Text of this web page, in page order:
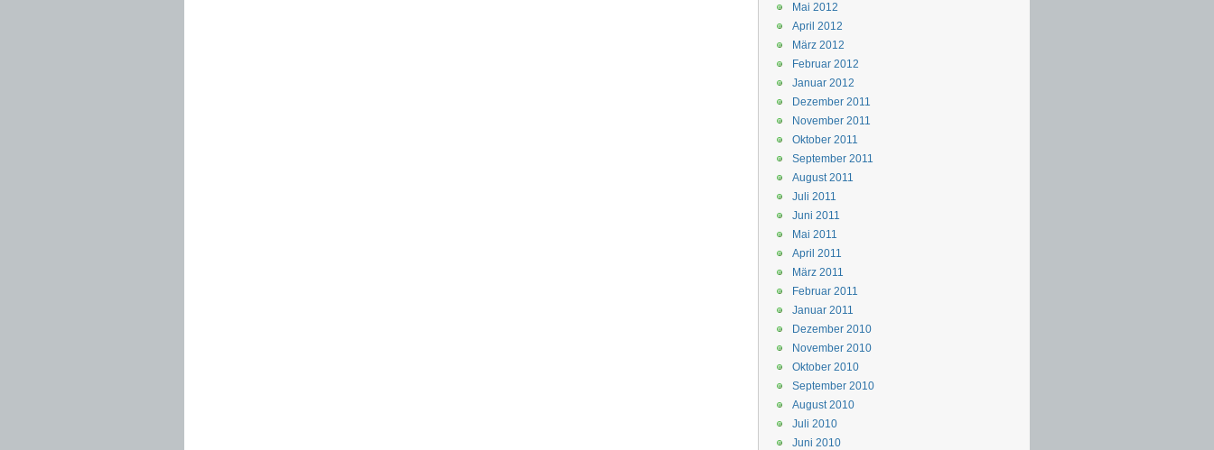
Mai 2012
April 2012
März 2012
Februar 2012
Januar 2012
Dezember 2011
November 2011
Oktober 2011
September 2011
August 2011
Juli 2011
Juni 2011
Mai 2011
April 2011
März 2011
Februar 2011
Januar 2011
Dezember 2010
November 2010
Oktober 2010
September 2010
August 2010
Juli 2010
Juni 2010